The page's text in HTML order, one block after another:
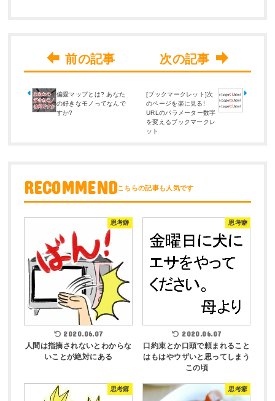
偏愛マップとは? あなた
の好きなモノってなんで
すか?
[ブックマークレット]次
のページを楽に見る!
URLのパラメーター数字
を変えるブックマークレ
ット
RECOMMEND
思考癖
2020.06.07
人間は指摘されないとわからな
いことが絶対にある
思考癖
2020.06.07
口約束とか口頭で頼まれること
はもはやウザいと思ってしまう
この頃
思考癖 思考癖